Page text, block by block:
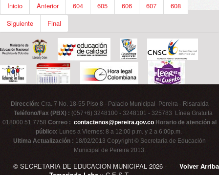
Inicio
Anterior 604 605 606 607
608
Siguiente
Final
Dirección: Cra. 7 No. 18-55 Piso 8 - Palacio Municipal Pereira - Risaralda
Teléfono/Fax (PBX) : (057+6) 3248100 - 3248101 - 325783 Línea Gratuita
018000 51 7758 Correo : contactenos@pereira.gov.co Horario de atención al
público: Lunes a Viernes: 8 a 12:00 p.m. y 2 a 6:00p.m.
Ultima Actualización : 18/02/2013 Copyright © Secretaría de Educación
Municipal de Pereira 2013.
Volver Arriba
© SECRETARIA DE EDUCACION MUNICIPAL 2026 -